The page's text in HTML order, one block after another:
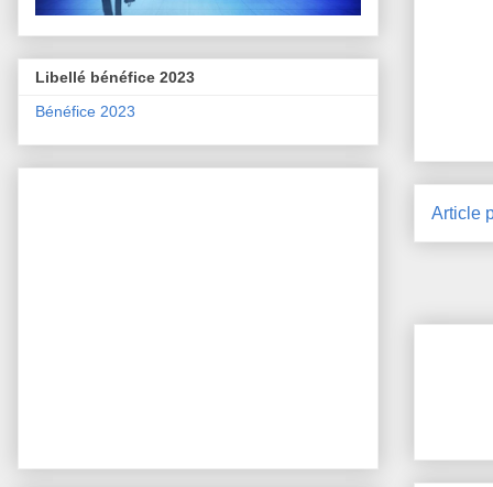
Article
Libellé bénéfice 2023
Bénéfice 2023